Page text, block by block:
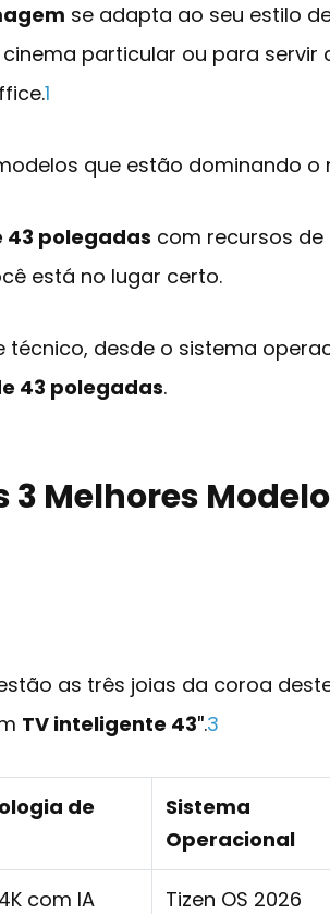
se adapta ao seu estilo
particular ou para servir
1
que estão dominando o
43 polegadas com recursos de
está no lugar certo.
técnico, desde o sistema
43 polegadas.
Melhores
as três joias da coroa
TV inteligente 43″.3
de
Sistema
Operacional
com IA Tizen OS 2026